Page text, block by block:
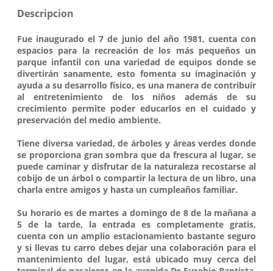
Descripcion
Fue inaugurado el 7 de junio del año 1981, cuenta con
espacios para la recreación de los más pequeños un
parque infantil con una variedad de equipos donde se
divertirán sanamente, esto fomenta su imaginación y
ayuda a su desarrollo físico, es una manera de contribuir
al entretenimiento de los niños además de su
crecimiento permite poder educarlos en el cuidado y
preservación del medio ambiente.
Tiene diversa variedad, de árboles y áreas verdes donde
se proporciona gran sombra que da frescura al lugar, se
puede caminar y disfrutar de la naturaleza recostarse al
cobijo de un árbol o compartir la lectura de un libro, una
charla entre amigos y hasta un cumpleaños familiar.
Su horario es de martes a domingo de 8 de la mañana a
5 de la tarde, la entrada es completamente gratis,
cuenta con un amplio estacionamiento bastante seguro
y si llevas tu carro debes dejar una colaboración para el
mantenimiento del lugar, está ubicado muy cerca del